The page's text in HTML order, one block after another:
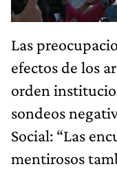
Las
efectos de los
orden
sondeos
Social: “Las
mentirosos